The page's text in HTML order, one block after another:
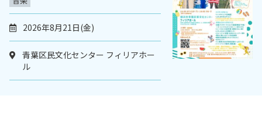
2026年8月21日(金)
青葉区民文化センター フィリアホー
ル